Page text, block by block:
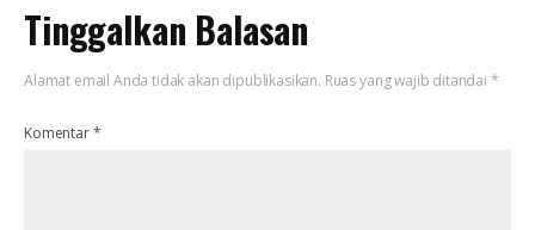
Tinggalkan Balasan
Alamat email Anda tidak akan dipublikasikan. Ruas yang wajib ditandai *
Komentar*